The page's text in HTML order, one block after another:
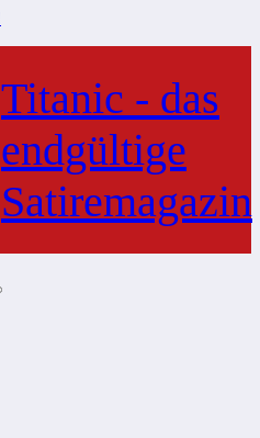
Titanic - das
endgültige
Satiremagazin